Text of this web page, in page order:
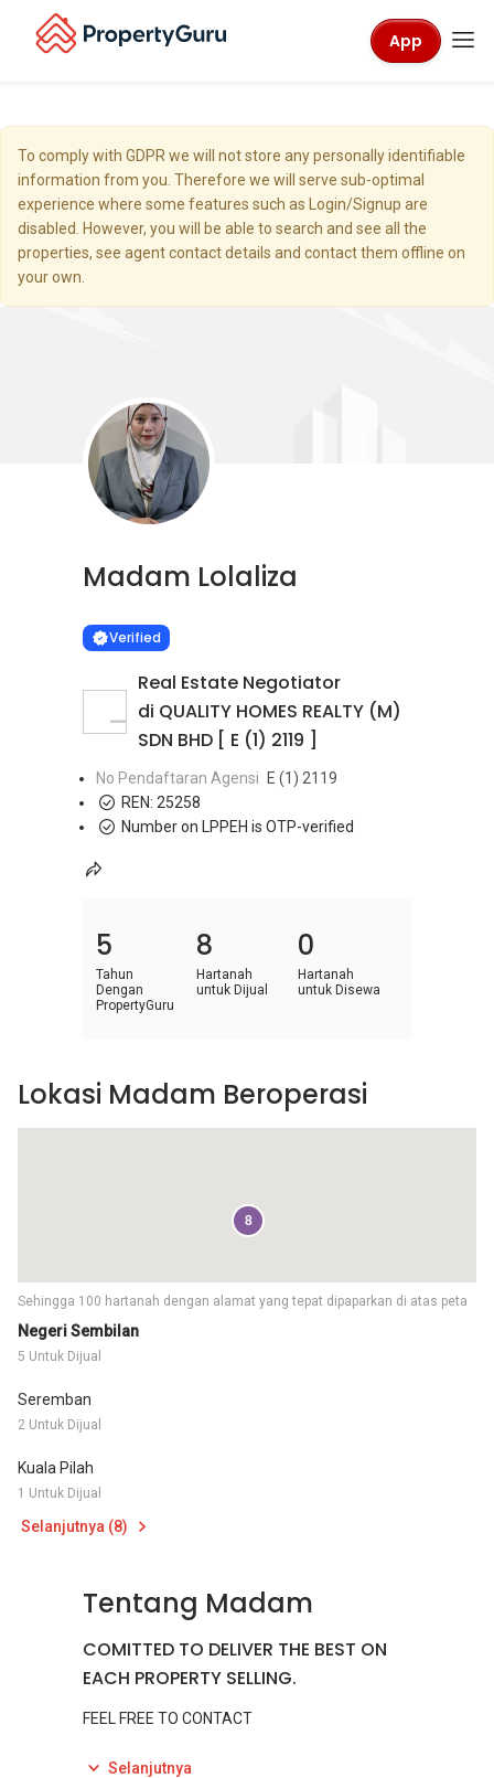
App
To comply with GDPR we will not store any personally identifiable
information from you. Therefore we will serve sub-optimal
experience where some features such as Login/Signup are
disabled. However, you will be able to search and see all the
properties, see agent contact details and contact them offline on
your own.
Madam Lolaliza
VERIFIED
Verified
Real Estate Negotiator
di QUALITY HOMES REALTY (M)
SDN BHD [ E (1) 2119 ]
No Pendaftaran Agensi
E (1) 2119
REN: 25258
Number on LPPEH is OTP-verified
5
Tahun
Dengan
PropertyGuru
8
Hartanah
untuk Dijual
0
Hartanah
untuk Disewa
Negeri Sembilan
5 Untuk Dijual
Seremban
2 Untuk Dijual
Kuala Pilah
1 Untuk Dijual
Selanjutnya (8)
Sehingga 100 hartanah dengan alamat yang tepat dipaparkan di atas peta
8
Lokasi Madam Beroperasi
Tentang Madam
COMITTED TO DELIVER THE BEST ON
EACH PROPERTY SELLING.
FEEL FREE TO CONTACT
MADAM LOLALIZA
Selanjutnya
Learn more